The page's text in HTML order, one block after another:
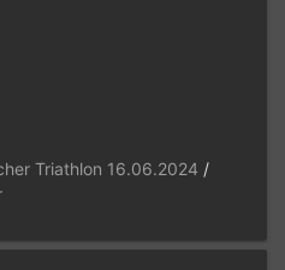
Triathlon 16.06.2024 /